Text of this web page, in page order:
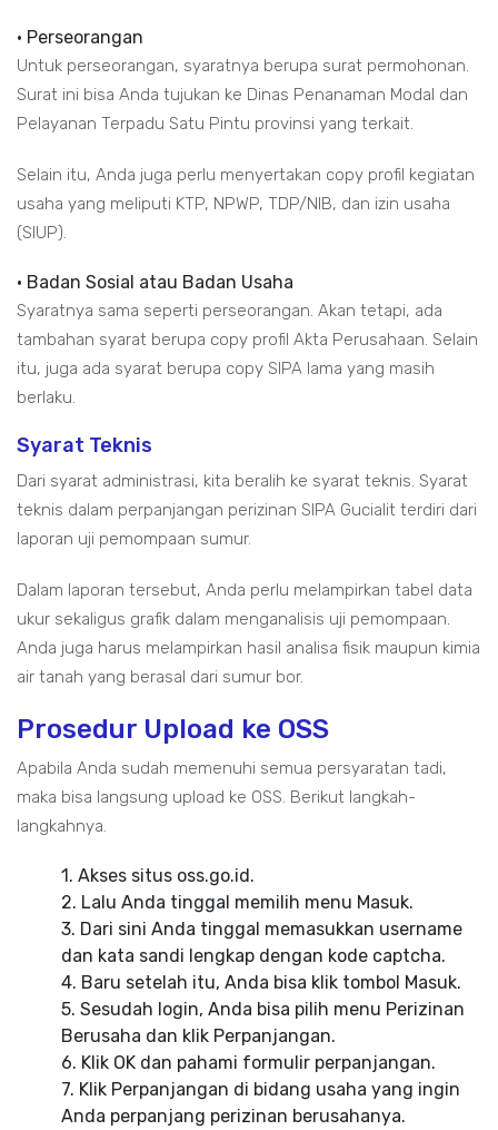
• Perseorangan
Untuk perseorangan, syaratnya berupa surat permohonan.
Surat ini bisa Anda tujukan ke Dinas Penanaman Modal dan
Pelayanan Terpadu Satu Pintu provinsi yang terkait.
Selain itu, Anda juga perlu menyertakan copy profil kegiatan
usaha yang meliputi KTP, NPWP, TDP/NIB, dan izin usaha
(SIUP).
• Badan Sosial atau Badan Usaha
Syaratnya sama seperti perseorangan. Akan tetapi, ada
tambahan syarat berupa copy profil Akta Perusahaan. Selain
itu, juga ada syarat berupa copy SIPA lama yang masih
berlaku.
Syarat Teknis
Dari syarat administrasi, kita beralih ke syarat teknis. Syarat
teknis dalam perpanjangan perizinan SIPA Gucialit terdiri dari
laporan uji pemompaan sumur.
Dalam laporan tersebut, Anda perlu melampirkan tabel data
ukur sekaligus grafik dalam menganalisis uji pemompaan.
Anda juga harus melampirkan hasil analisa fisik maupun kimia
air tanah yang berasal dari sumur bor.
Prosedur Upload ke OSS
Apabila Anda sudah memenuhi semua persyaratan tadi,
maka bisa langsung upload ke OSS. Berikut langkah-
langkahnya.
1. Akses situs oss.go.id.
2. Lalu Anda tinggal memilih menu Masuk.
3. Dari sini Anda tinggal memasukkan username
dan kata sandi lengkap dengan kode captcha.
4. Baru setelah itu, Anda bisa klik tombol Masuk.
5. Sesudah login, Anda bisa pilih menu Perizinan
Berusaha dan klik Perpanjangan.
6. Klik OK dan pahami formulir perpanjangan.
7. Klik Perpanjangan di bidang usaha yang ingin
Anda perpanjang perizinan berusahanya.